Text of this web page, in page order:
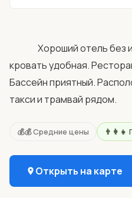
кровать удобная.
Бассейн приятный.
такси и трамвай рядом.
💰💰 Средние цены
Открыть на карте